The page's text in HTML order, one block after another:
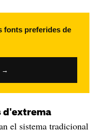
fonts preferides de
→
d'extrema
el sistema tradicional